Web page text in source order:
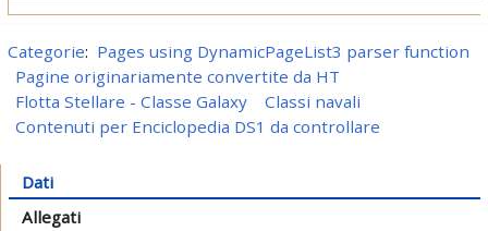
Categorie: Pages using DynamicPageList3 parser function
Pagine originariamente convertite da HT
Flotta Stellare - Classe Galaxy
Classi navali
Contenuti per Enciclopedia DS1 da controllare
Dati
Allegati